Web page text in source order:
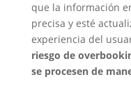
que la información
precisa y esté
experiencia del
riesgo de
se procesen de